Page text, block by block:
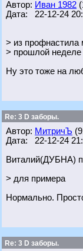
Автор: Иван 1982
Дата: 22-12-24
> из профнастила
> прошлой неделе
Ну это тоже на
Re: 3 D заборы.
Автор: МитричЪ
Дата: 22-12-24
Виталий(ДУБНА)
> для примера
Нормально.
Re: 3 D заборы.